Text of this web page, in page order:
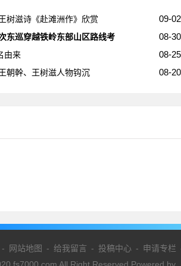
09-02
树滋诗《赴滩洲作》欣赏
08-30
东巡穿越铁岭东部山区路线考
08-25
由来
08-20
朝幹、王树滋人物钩沉
- 网站地图 - 给我留言 - 投稿中心- 申请专栏